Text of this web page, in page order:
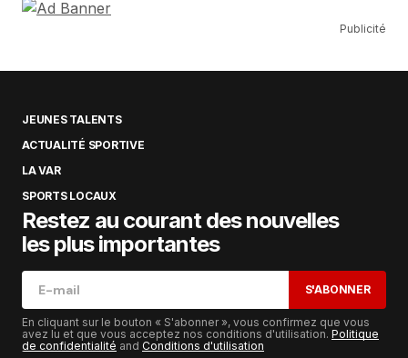
Publicité
JEUNES TALENTS
ACTUALITÉ SPORTIVE
LA VAR
SPORTS LOCAUX
Restez au courant des nouvelles
les plus importantes
S'ABONNER
En cliquant sur le bouton « S'abonner », vous confirmez que vous
avez lu et que vous acceptez nos conditions d'utilisation. Politique
de confidentialité and Conditions d'utilisation